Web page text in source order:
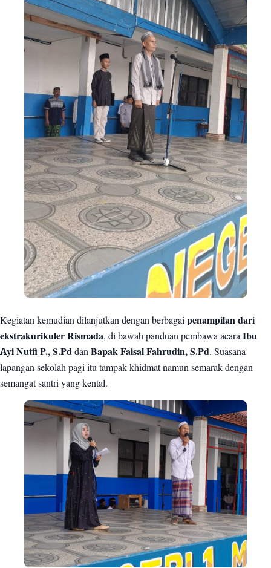
Kegiatan kemudian dilanjutkan dengan berbagai penampilan dari
ekstrakurikuler Rismada, di bawah panduan pembawa acara Ibu
Ayi Nutfi P., S.Pd dan Bapak Faisal Fahrudin, S.Pd. Suasana
lapangan sekolah pagi itu tampak khidmat namun semarak dengan
semangat santri yang kental.